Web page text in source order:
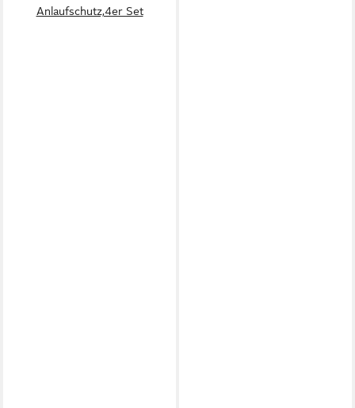
Anlaufschutz,4er Set